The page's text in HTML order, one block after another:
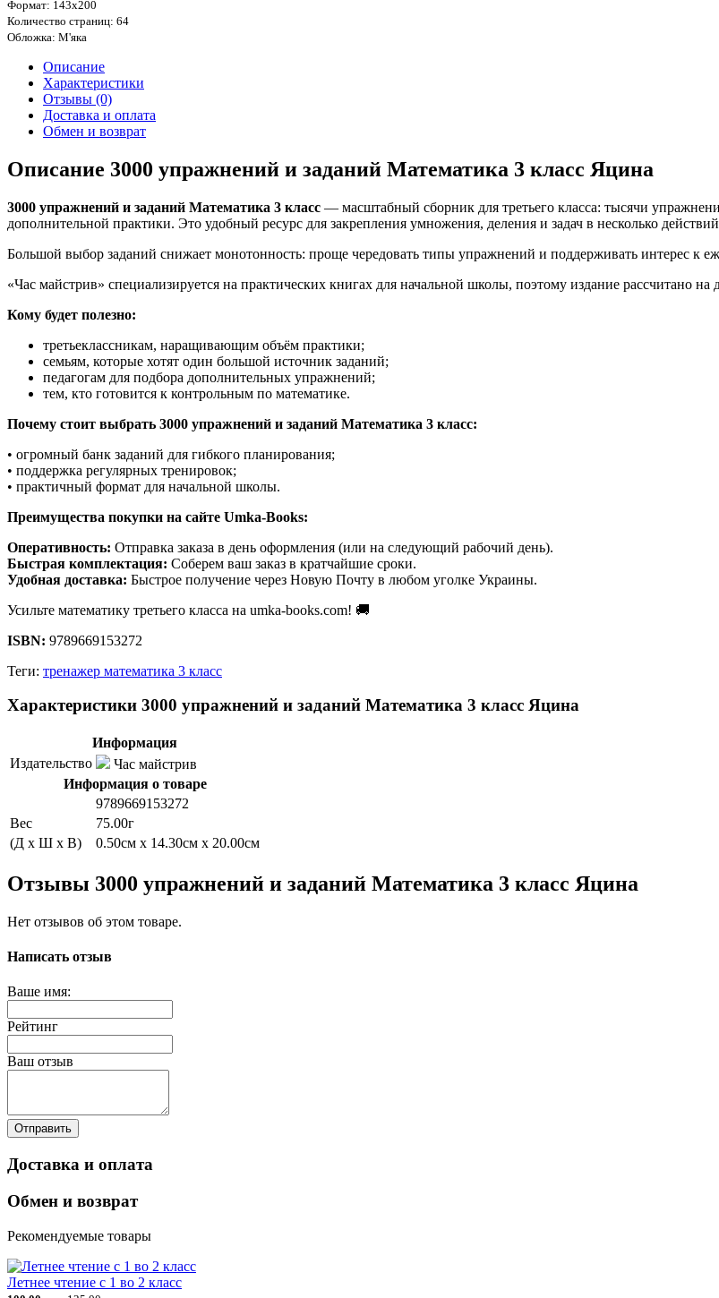
Формат: 143х200
Количество страниц: 64
Обложка: М'яка
Описание
Характеристики
Отзывы (0)
Доставка и оплата
Обмен и возврат
Описание 3000 упражнений и заданий Математика 3 класс Яцина
3000 упражнений и заданий Математика 3 класс — масштабный сборник для третьего класса: тысячи
дополнительной практики. Это удобный ресурс для закрепления умножения, деления и задач в несколько
Большой выбор заданий снижает монотонность: проще чередовать типы упражнений и поддерживать интерес к
«Час майстрив» специализируется на практических книгах для начальной школы, поэтому издание рассчитано на
Кому будет полезно:
третьеклассникам, наращивающим объём практики;
семьям, которые хотят один большой источник заданий;
педагогам для подбора дополнительных упражнений;
тем, кто готовится к контрольным по математике.
Почему стоит выбрать 3000 упражнений и заданий Математика 3 класс:
• огромный банк заданий для гибкого планирования;
• поддержка регулярных тренировок;
• практичный формат для начальной школы.
Преимущества покупки на сайте Umka-Books:
Оперативность: Отправка заказа в день оформления (или на следующий рабочий день).
Быстрая комплектация: Соберем ваш заказ в кратчайшие сроки.
Удобная доставка: Быстрое получение через Новую Почту в любом уголке Украины.
Усильте математику третьего класса на umka-books.com! 🚚
ISBN: 9789669153272
Теги: тренажер математика 3 класс
Характеристики 3000 упражнений и заданий Математика 3 класс Яцина
Информация
Издательство
Час майстрив
Информация о товаре
9789669153272
Вес
75.00г
(Д x Ш x В)
0.50см x 14.30см x 20.00см
Отзывы 3000 упражнений и заданий Математика 3 класс Яцина
Нет отзывов об этом товаре.
Написать отзыв
Ваше имя:
Рейтинг
Ваш отзыв
Отправить
Доставка и оплата
Обмен и возврат
Рекомендуемые товары
Летнее чтение с 1 во 2 класс